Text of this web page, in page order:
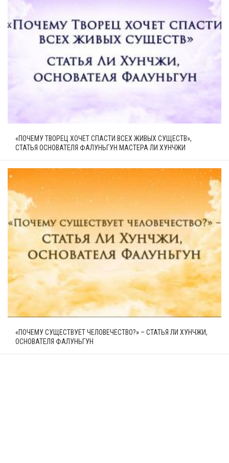
«ПОЧЕМУ ТВОРЕЦ ХОЧЕТ СПАСТИ ВСЕХ ЖИВЫХ СУЩЕСТВ»,
СТАТЬЯ ОСНОВАТЕЛЯ ФАЛУНЬГУН МАСТЕРА ЛИ ХУНЧЖИ
«ПОЧЕМУ СУЩЕСТВУЕТ ЧЕЛОВЕЧЕСТВО?» – СТАТЬЯ ЛИ ХУНЧЖИ,
ОСНОВАТЕЛЯ ФАЛУНЬГУН